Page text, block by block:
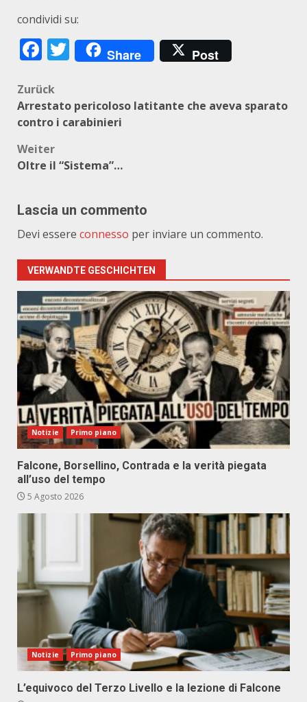
condividi su:
Facebook
Twitter
Share Post
Beitragsnavigation
Zurück
Arrestato pericoloso latitante che aveva sparato
contro i carabinieri
Weiter
Oltre il “Sistema”…
Lascia un commento
Devi essere connesso per inviare un commento.
VERWANDTE GESCHICHTEN
Notizie Primo piano
Falcone, Borsellino, Contrada e la verità piegata
all’uso del tempo
5 Agosto 2026
Notizie Primo piano
L’equivoco del Terzo Livello e la lezione di Falcone